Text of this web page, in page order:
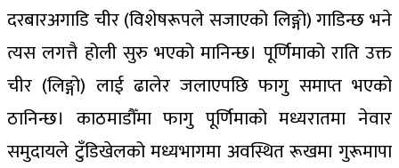
दरबारअगाडि चीर (विशेषरूपले सजाएको लिङ्गो) गाडिन्छ भने
त्यस लगत्तै होली सुरु भएको मानिन्छ। पूर्णिमाको राति उक्त
चीर (लिङ्गो) लाई ढालेर जलाएपछि फागु समाप्त भएको
ठानिन्छ। काठमाडौँमा फागु पूर्णिमाको मध्यरातमा नेवार
समुदायले टुँडिखेलको मध्यभागमा अवस्थित रूखमा गुरूमापा